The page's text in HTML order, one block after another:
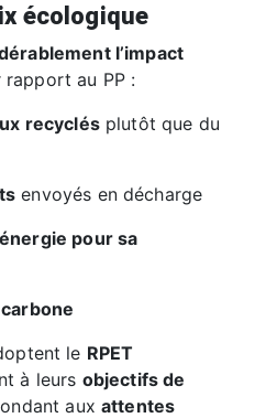
écologique
l’impact
rapport au PP :
recyclésplutôt que du
envoyés en décharge
pour sa
le RPET
à leurs objectifs de
aux attentes